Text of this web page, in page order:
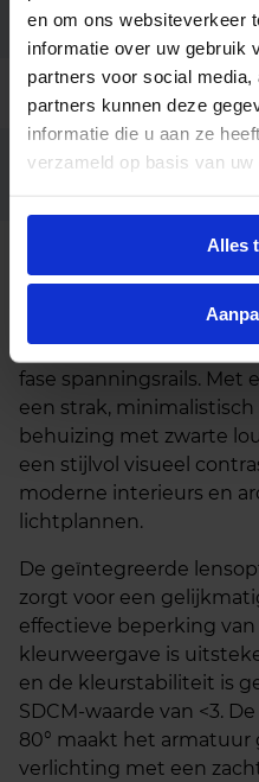
en om ons websiteverkeer
informatie over uw gebruik
partners voor social
partners kunnen deze
informatie die u aan ze
verzameld op basis van
Alles
Garantie 5 jaar
Code
Opties op
Beschrijving
De Irmin 855 Louvre
hoogwaardige lineaire
fase spanningsrails. Met
een strak,
behuizing met zwarte
een stijlvol visueel
moderne interieurs en
lichtplannen.
De geïntegreerde
zorgt voor een
effectieve beperking
kleurweergave is
en de kleurstabiliteit is
SDCM-waarde van <3.
80° maakt het
verlichting met een